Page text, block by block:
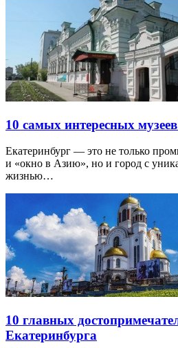
10 самых интересных
Екатеринбург — это не только
и «окно в Азию», но и город с
жизнью…
10 главных
Екатеринбурга